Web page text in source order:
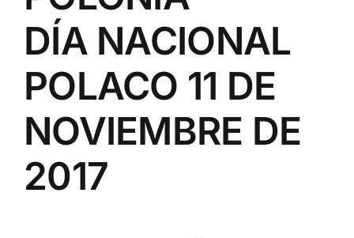
DÍA NACIONAL
POLACO 11 DE
NOVIEMBRE DE
2017